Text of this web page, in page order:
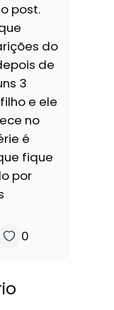
post.
do
de
3
e ele
no
é
fique
por
0